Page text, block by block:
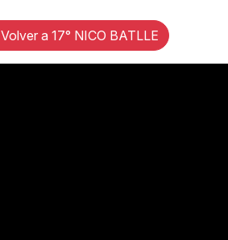
Volver a 17° NICO BATLLE